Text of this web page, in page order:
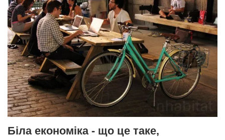
Біла економіка - що це таке,